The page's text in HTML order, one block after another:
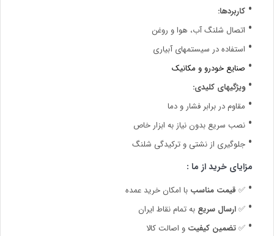
کاربردها:
اتصال شلنگ آب، هوا و روغن
استفاده در سیستمهای آبیاری
صنایع خودرو و مکانیک
ویژگیهای کلیدی:
مقاوم در برابر فشار و دما
نصب سریع بدون نیاز به ابزار خاص
جلوگیری از نشتی و ترکیدگی شلنگ
مزایای خرید از ما :
✅ قیمت مناسب با امکان خرید عمده
✅ارسال سریع به تمام نقاط ایران
✅تضمین کیفیت و اصالت کالا